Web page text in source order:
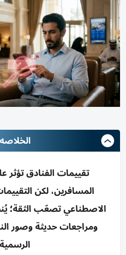
الخلاصه
المسافرين، لكن
الاصطناعي تصعّب الثقة؛
ومراجعات حديثة وصور
الرسمية